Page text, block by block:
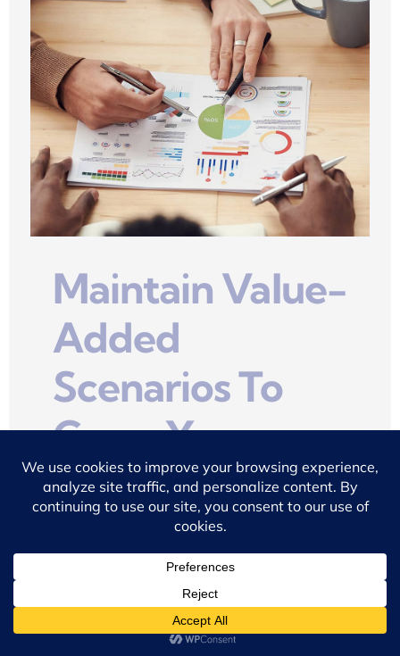
Maintain Value-
Added
Scenarios To
Grow Your
Business
Mission
Buisque curs metus vitae sed pharetra